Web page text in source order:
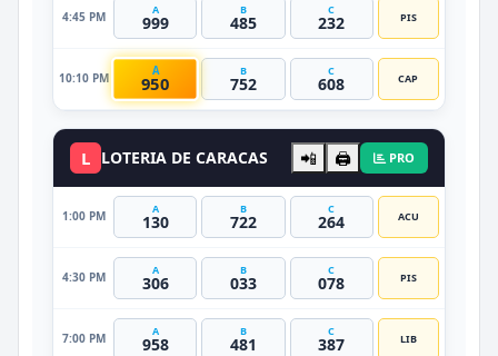
4:45 PM A
999
B
485
C
232 PIS
10:10 PM
A
950
B
752
C
608 CAP
L LOTERIA DE CARACAS 📲 🖨️ PRO
1:00 PM A
130
B
722
C
264 ACU
4:30 PM A
306
B
033
C
078 PIS
7:00 PM A
958
B
481
C
387 LIB